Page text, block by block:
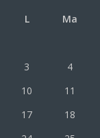
L Ma
3
4
10
11
17
18